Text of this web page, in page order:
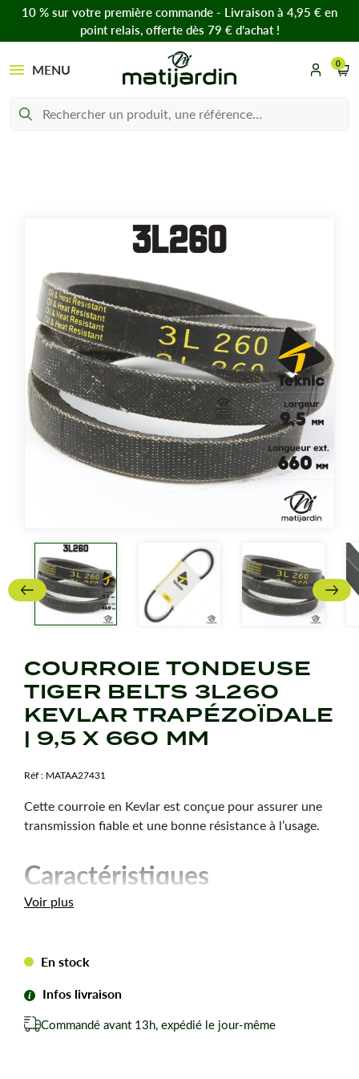
10 % sur votre première commande - Livraison à 4,95 € en
point relais, offerte dès 79 € d’achat !
MENU 0
COURROIE TONDEUSE
TIGER BELTS 3L260
KEVLAR TRAPÉZOÏDALE
| 9,5 X 660 MM
Réf : MATAA27431
Cette courroie en Kevlar est conçue pour assurer une
transmission fiable et une bonne résistance à l’usage.
Caractéristiques
techniques
Hauteur courroie :
Forme de courroie :
Marque :Teknic
Voir plus
En stock
Infos livraison
Commandé avant 13h, expédié le jour-même